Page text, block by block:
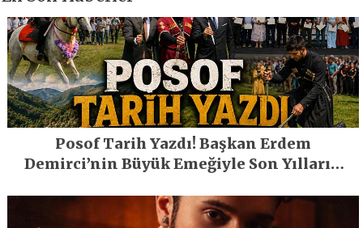
Posof Tarih Yazdı! Başkan Erdem
Demirci’nin Büyük Emeğiyle Son Yılların